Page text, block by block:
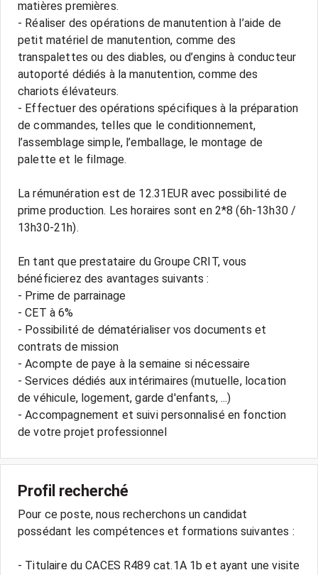
matières premières.
- Réaliser des opérations de manutention à l’aide de
petit matériel de manutention, comme des
transpalettes ou des diables, ou d’engins à conducteur
autoporté dédiés à la manutention, comme des
chariots élévateurs.
- Effectuer des opérations spécifiques à la préparation
de commandes, telles que le conditionnement,
l’assemblage simple, l’emballage, le montage de
palette et le filmage.
La rémunération est de 12.31EUR avec possibilité de
prime production. Les horaires sont en 2*8 (6h-13h30 /
13h30-21h).
En tant que prestataire du Groupe CRIT, vous
bénéficierez des avantages suivants :
- Prime de parrainage
- CET à 6%
- Possibilité de dématérialiser vos documents et
contrats de mission
- Acompte de paye à la semaine si nécessaire
- Services dédiés aux intérimaires (mutuelle, location
de véhicule, logement, garde d'enfants, ...)
- Accompagnement et suivi personnalisé en fonction
Profil recherché
Pour ce poste, nous recherchons un candidat
possédant les compétences et formations suivantes :
- Titulaire du CACES R489 cat.1A 1b et ayant une visite